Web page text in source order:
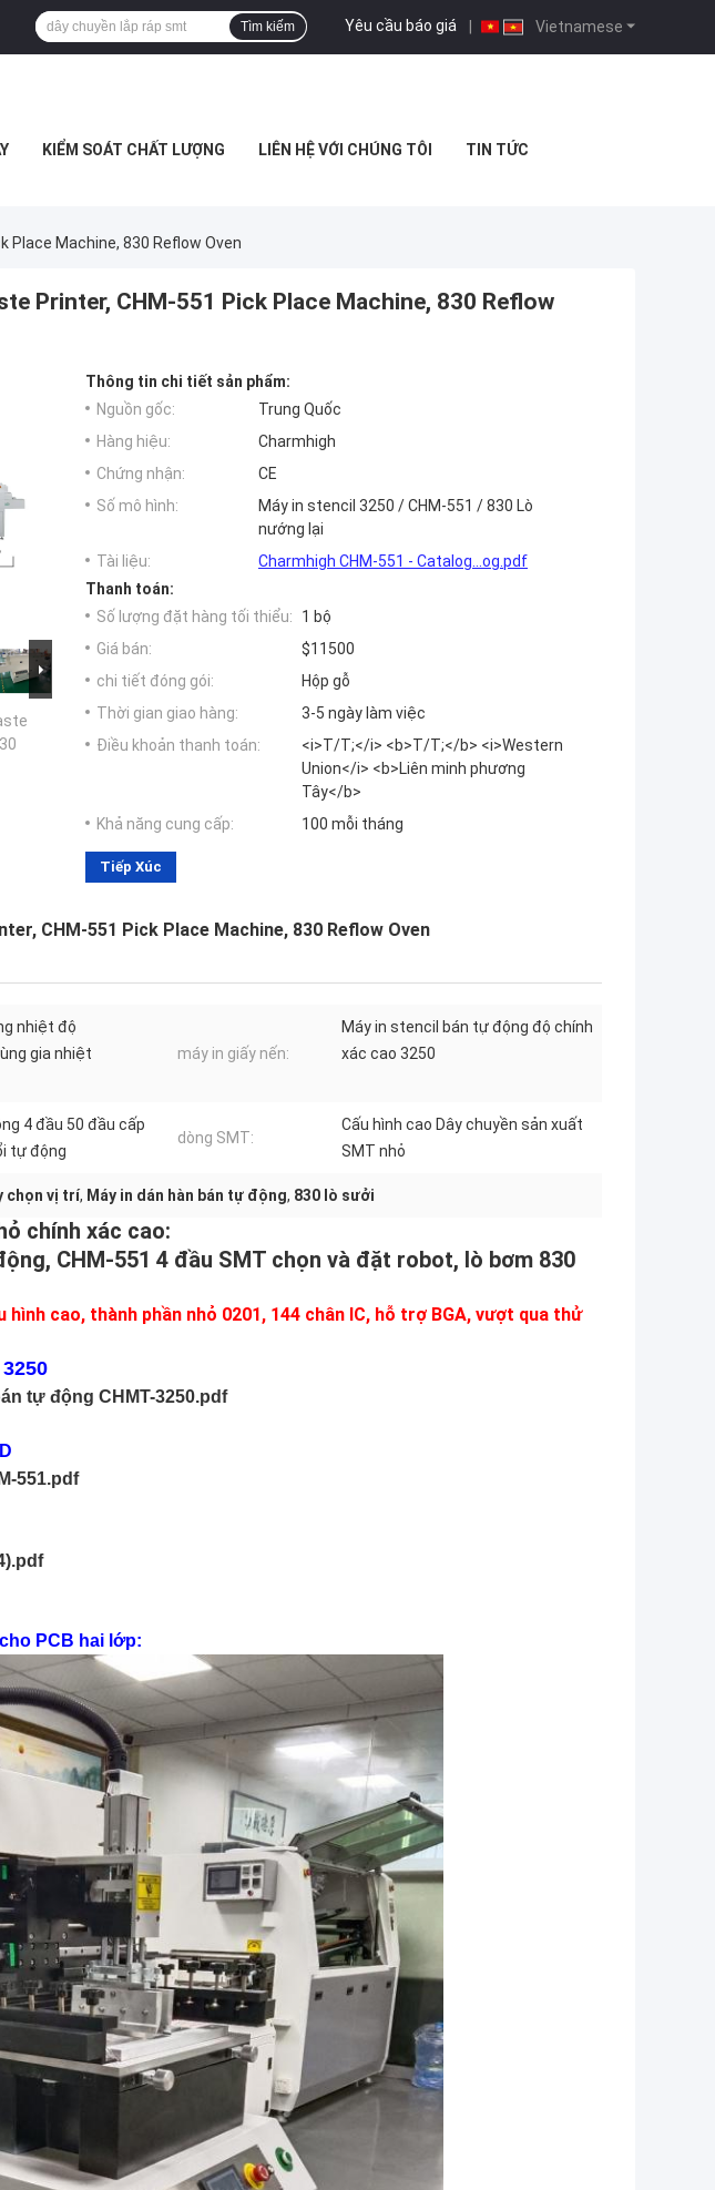
Vietnamese
Yêu cầu báo giá |
Tìm kiếm
KIỂM SOÁT CHẤT LƯỢNG LIÊN HỆ VỚI CHÚNG TÔI TIN TỨC
Place Machine, 830 Reflow Oven
Printer, CHM-551 Pick Place Machine, 830 Reflow
Thông tin chi tiết sản phẩm:
Nguồn gốc:
Trung Quốc
Hàng hiệu:
Charmhigh
Chứng nhận:
CE
Số mô hình:
Máy in stencil 3250 / CHM-551 / 830 Lò
nướng lại
Tài liệu:
Charmhigh CHM-551 - Catalog...og.pdf
Thanh toán:
Số lượng đặt hàng tối thiểu:
1 bộ
Giá bán:
$11500
chi tiết đóng gói:
Hộp gỗ
Thời gian giao hàng:
3-5 ngày làm việc
Điều khoản thanh toán:
<i>T/T;</i> <b>T/T;</b> <i>Western
Union</i> <b>Liên minh phương
Tây</b>
Khả năng cung cấp:
100 mỗi tháng
Tiếp Xúc
CHM-551 Pick Place Machine, 830 Reflow Oven
nhiệt độ
gia nhiệt
máy in giấy nến:
Máy in stencil bán tự động độ chính
xác cao 3250
4 đầu 50 đầu cấp
tự động
dòng SMT:
Cấu hình cao Dây chuyền sản xuất
SMT nhỏ
chọn vị trí, Máy in dán hàn bán tự động, 830 lò sưởi
chính xác cao:
CHM-551 4 đầu SMT chọn và đặt robot, lò bơm 830
cao, thành phần nhỏ 0201, 144 chân IC, hỗ trợ BGA, vượt qua thử
tự động CHMT-3250.pdf
551.pdf
PCB hai lớp: